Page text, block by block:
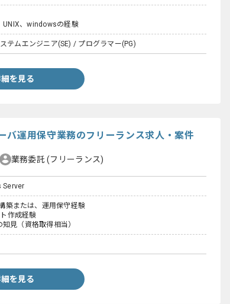
、windowsの経験
テムエンジニア(SE) / プログラマー(PG)
を見る
運用保守業務のフリーランス求人・案件
業務委託(フリーランス)
Server
築または、運用保守経験
作成経験
見（資格取得相当）
を見る